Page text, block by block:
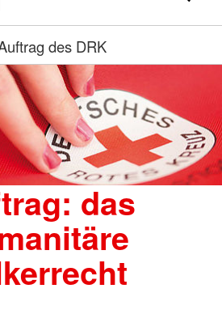
des DRK
das